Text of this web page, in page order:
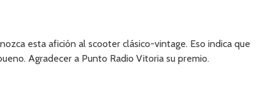
esta afición al scooter clásico-vintage. Eso indica que
Agradecer a Punto Radio Vitoria su premio.